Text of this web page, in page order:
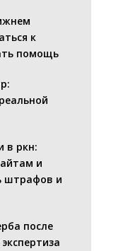
к
помощь
в ркн:
и
штрафов и
после